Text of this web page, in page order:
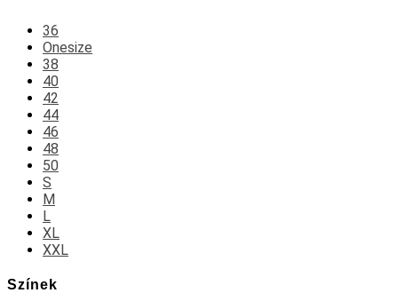
36
Onesize
38
40
42
44
46
48
50
S
M
L
XL
XXL
Színek